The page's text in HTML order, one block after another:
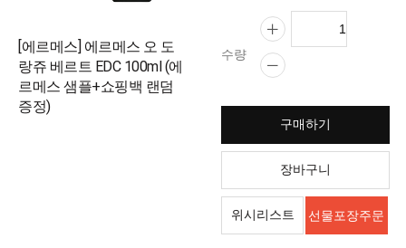
[에르메스] 에르메스 오 도
랑쥬 베르트 EDC 100ml (에
르메스 샘플+쇼핑백 랜덤
증정)
수량
구매하기
장바구니
위시리스트 선물포장주문